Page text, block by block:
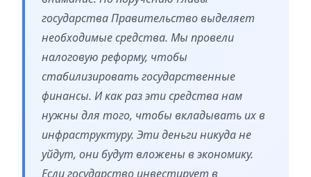
государства Правительство выделяет
необходимые средства. Мы провели
налоговую реформу, чтобы
стабилизировать государственные
финансы. И как раз эти средства нам
нужны для того, чтобы вкладывать их в
инфраструктуру. Эти деньги никуда не
уйдут, они будут вложены в экономику.
Если государство инвестирует в